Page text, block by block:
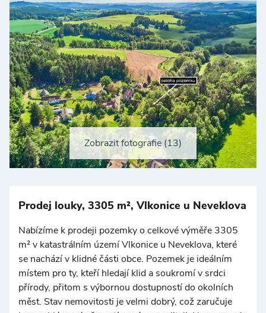
Zobrazit fotografie (13)
Prodej louky, 3305 m², Vlkonice u Neveklova
Nabízíme k prodeji pozemky o celkové výměře 3305
m² v katastrálním území Vlkonice u Neveklova, které
se nachází v klidné části obce. Pozemek je ideálním
místem pro ty, kteří hledají klid a soukromí v srdci
přírody, přitom s výbornou dostupností do okolních
měst. Stav nemovitosti je velmi dobrý, což zaručuje